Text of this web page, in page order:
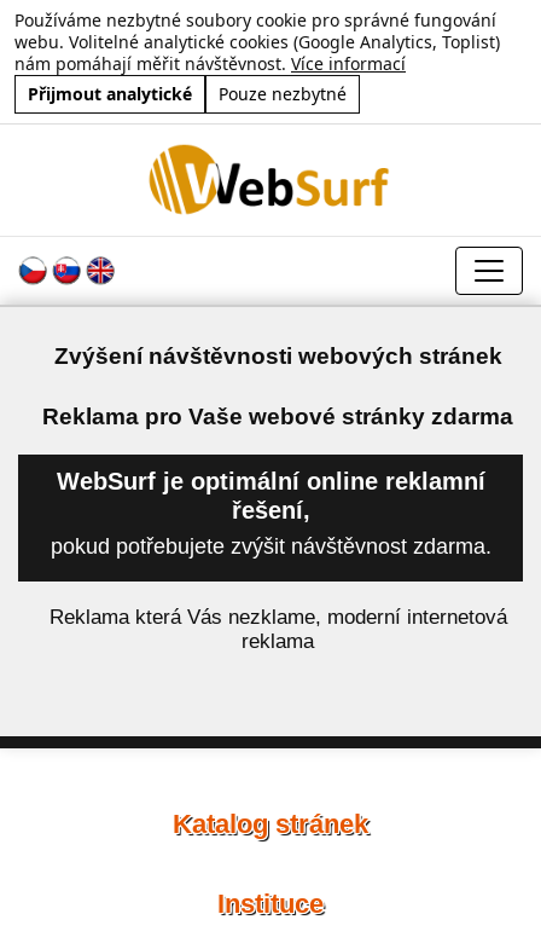
Používáme nezbytné soubory cookie pro správné fungování
webu. Volitelné analytické cookies (Google Analytics, Toplist)
nám pomáhají měřit návštěvnost. Více informací
Přijmout analytické
Pouze nezbytné
Zvýšení návštěvnosti webových stránek
Reklama pro Vaše webové stránky zdarma
WebSurf je optimální online reklamní
řešení,
pokud potřebujete zvýšit návštěvnost zdarma.
Reklama která Vás nezklame, moderní internetová
reklama
Katalog stránek
Instituce